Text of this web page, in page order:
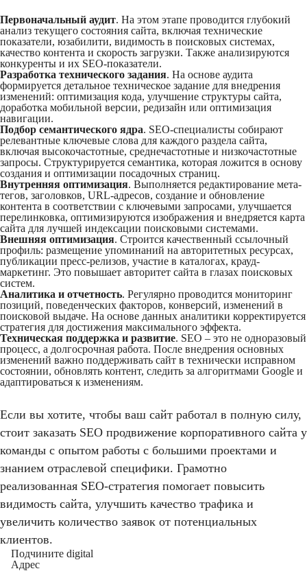
Первоначальный аудит. На этом этапе проводится глубокий
анализ текущего состояния сайта, включая технические
показатели, юзабилити, видимость в поисковых системах,
качество контента и скорость загрузки. Также анализируются
конкуренты и их SEO-показатели.
Разработка технического задания. На основе аудита
формируется детальное техническое задание для внедрения
изменений: оптимизация кода, улучшение структуры сайта,
доработка мобильной версии, редизайн или оптимизация
навигации.
Подбор семантического ядра. SEO-специалисты собирают
релевантные ключевые слова для каждого раздела сайта,
включая высокочастотные, среднечастотные и низкочастотные
запросы. Структурируется семантика, которая ложится в основу
создания и оптимизации посадочных страниц.
Внутренняя оптимизация. Выполняется редактирование мета-
тегов, заголовков, URL-адресов, создание и обновление
контента в соответствии с ключевыми запросами, улучшается
перелинковка, оптимизируются изображения и внедряется карта
сайта для лучшей индексации поисковыми системами.
Внешняя оптимизация. Строится качественный ссылочный
профиль: размещение упоминаний на авторитетных ресурсах,
публикации пресс-релизов, участие в каталогах, крауд-
маркетинг. Это повышает авторитет сайта в глазах поисковых
систем.
Аналитика и отчетность. Регулярно проводится мониторинг
позиций, поведенческих факторов, конверсий, изменений в
поисковой выдаче. На основе данных аналитики корректируется
стратегия для достижения максимального эффекта.
Техническая поддержка и развитие. SEO – это не одноразовый
процесс, а долгосрочная работа. После внедрения основных
изменений важно поддерживать сайт в технически исправном
состоянии, обновлять контент, следить за алгоритмами Google и
адаптироваться к изменениям.
Если вы хотите, чтобы ваш сайт работал в полную силу,
стоит заказать SEO продвижение корпоративного сайта у
команды с опытом работы с большими проектами и
знанием отраслевой специфики. Грамотно
реализованная SEO-стратегия помогает повысить
видимость сайта, улучшить качество трафика и
увеличить количество заявок от потенциальных
клиентов.
Подчините digital
Адрес